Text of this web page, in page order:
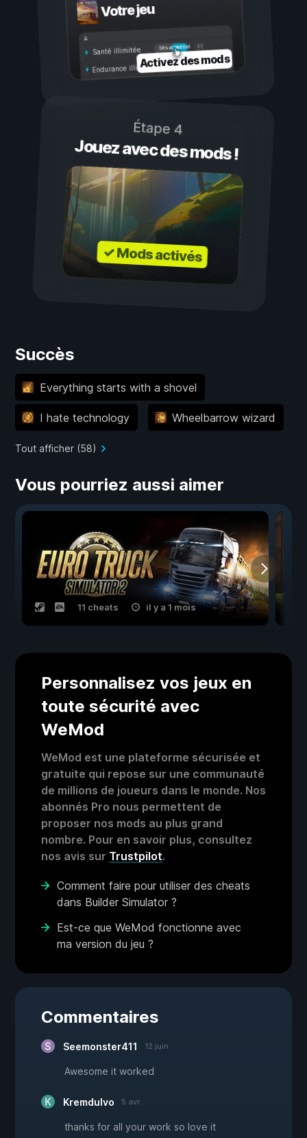
Votre jeu
Activé
Désactivé
Santé illimitée
Endurance illimitéeActivez des mods
Étape 4
Jouez avec des mods !
✓ Mods activés
Succès
Everything starts with a shovel
I hate technology Wheelbarrow wizard
Tout afficher (58)
Vous pourriez aussi aimer
11 cheats il y a 1 mois
Personnalisez vos jeux en
toute sécurité avec
WeMod
WeMod est une plateforme sécurisée et
gratuite qui repose sur une communauté
de millions de joueurs dans le monde. Nos
abonnés Pro nous permettent de
proposer nos mods au plus grand
nombre. Pour en savoir plus, consultez
nos avis sur Trustpilot.
Comment faire pour utiliser des cheats
dans Builder Simulator ?
Est-ce que WeMod fonctionne avec
ma version du jeu ?
Commentaires
Seemonster411 12 juin
Awesome it worked
Kremdulvo 5 avr.
thanks for all your work so love it